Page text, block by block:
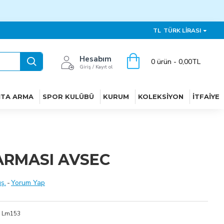
TL TÜRK LIRASI
Hesabım
Giriş / Kayıt ol
0 ürün - 0,00TL
ARMA SPOR KULÜBÜ KURUM KOLEKSIYON İTFAIYE
AVSEC
-Yorum Yap
Lm153